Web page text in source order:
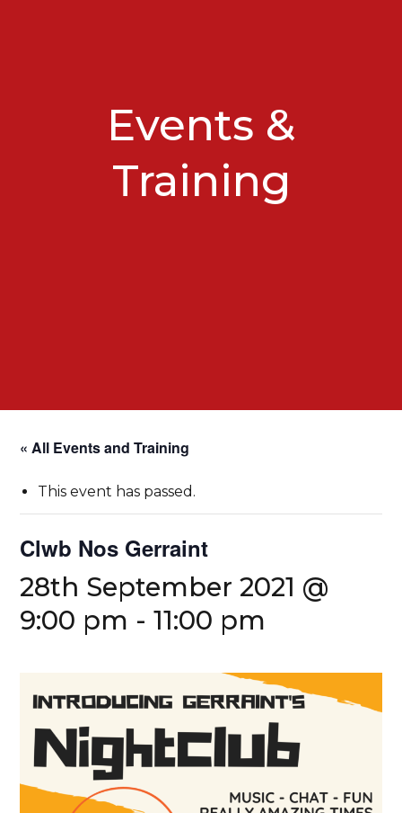
Events &
Training
« All Events and Training
This event has passed.
Clwb Nos Gerraint
28th September 2021 @
9:00 pm -11:00 pm